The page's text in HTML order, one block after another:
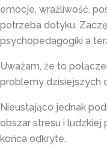
emocje, wrażliwość,
potrzeba dotyku.
psychopedagogiki a
Uważam, że to
problemy dzisiejszych
Nieustająco jednak
obszar stresu i ludzkiej
końca odkryte.